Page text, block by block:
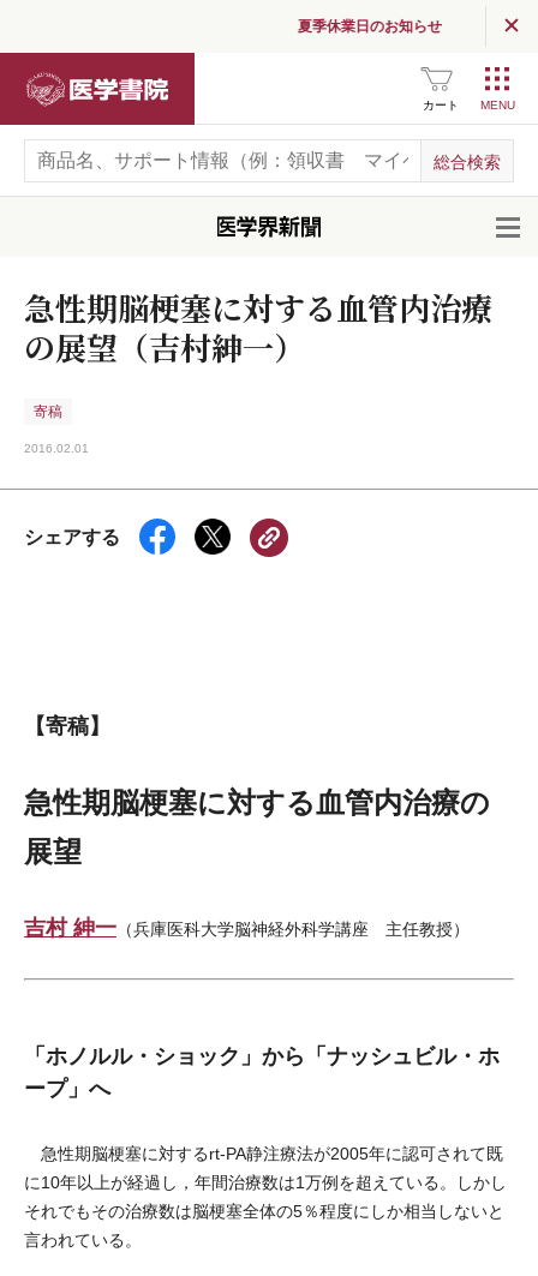
夏季休業日のお知らせ
カート
急性期脳梗塞に対する血管内治療
の展望（吉村紳一）
寄稿
2016.02.01
シェアする
【寄稿】
急性期脳梗塞に対する血管内治療の
展望
吉村 紳一 （兵庫医科大学脳神経外科学講座 主任教授）
「ホノルル・ショック」から「ナッシュビル・ホ
ープ」へ
急性期脳梗塞に対するrt-PA静注療法が2005年に認可されて既
に10年以上が経過し，年間治療数は1万例を超えている。しかし
それでもその治療数は脳梗塞全体の5％程度にしか相当しないと
言われている。